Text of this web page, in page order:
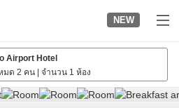
NEW
Airport Hotel
มด 2 คน จำนวน 1 ห้อง